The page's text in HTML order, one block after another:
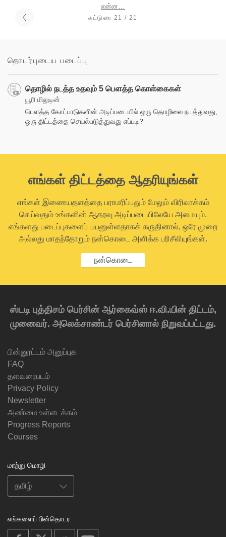
என்ன…
கட்டுரை 21 / 21
தொடர்புடைய படைப்பு
தொழில் நடத்த உதவும் 5 பௌத்த கொள்கைகள்
யூரி மிலுடின்
பெளத்த கோட்பாடுகளின் அடிப்படையில் ஒரு தொழிலை நடத்துவது,
ஒரு திட்டத்தை செயல்படுத்துவது எப்படி?
எங்கள் திட்டத்தை ஆதரியுங்கள்
எங்கள் இணையதளத்தை பராமரிப்பதும் மேலும் விரிவாக்கம்
செய்வதும் உங்களின் ஆதரவு அடிப்படையிலேயே அமையும்.
எங்களது படைப்புகளைப் பயனுள்ளதாகக் கருதினால், ஒரே முறை
அல்லது மாதந்தோறும் நன்கொடை அளிக்க பரிசீலியுங்கள்.
நன்கொடை
ஸ்டடி புத்திசம் பெர்சின் ஆர்கைவ்ஸ் ஈ.வி.யின் திட்டம்,
முனைவர். அலெக்சாண்டர் பெர்சினால் நிறுவப்பட்டது.
பின்னூட்டம் அனுப்புக
FAQ
தளவரைபடம்
Privacy Policy
Newsletter
அண்மை உள்ளடக்கம்
Progress Reports
Courses
மாற்று மொழி
எங்களைப் பின்தொடர
on